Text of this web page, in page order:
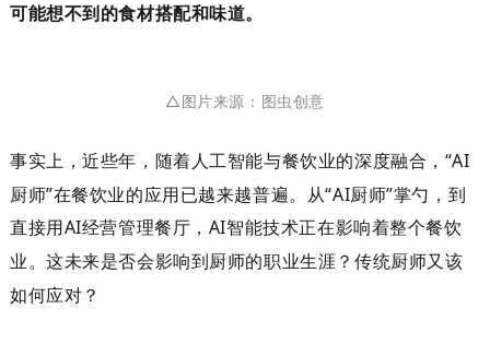
可能想不到的食材搭配和味道。
△图片来源：图虫创意
事实上，近些年，随着人工智能与餐饮业的深度融合， “AI
厨师”在餐饮业的应用已越来越普遍。从“AI厨师”掌勺 ， 到
直接用AI经营管理餐厅， AI智能技术正在影响着整个餐饮
业。这未来是否会影响到厨师的职业生涯？ 传统厨师又该
如何应对？